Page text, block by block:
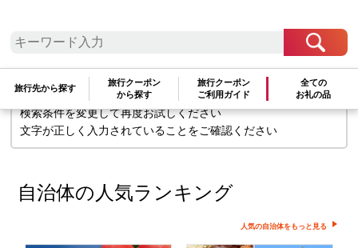
旅行先から探す
旅行クーポン
から探す
旅行クーポン
ご利用ガイド
全ての
お礼の品
検索条件に一致するお礼の品はありま
せん
検索条件を変更して再度お試しください
文字が正しく入力されていることをご確認ください
自治体の人気ランキング
人気の自治体をもっと見る